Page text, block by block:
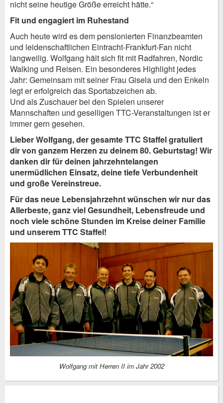
nicht seine heutige Größe erreicht hätte.“
Fit und engagiert im Ruhestand
Auch heute wird es dem pensionierten Finanzbeamten
und leidenschaftlichen Eintracht-Frankfurt-Fan nicht
langweilig. Wolfgang hält sich fit mit Radfahren, Nordic
Walking und Reisen. Ein besonderes Highlight jedes
Jahr: Gemeinsam mit seiner Frau Gisela und den Enkeln
legt er erfolgreich das Sportabzeichen ab.
Und als Zuschauer bei den Spielen unserer
Mannschaften und geselligen TTC-Veranstaltungen ist er
immer gern gesehen.
Lieber Wolfgang,der gesamte TTC Staffel gratuliert
dir von ganzem Herzen zu deinem 80. Geburtstag! Wir
danken dir für deinen jahrzehntelangen
unermüdlichen Einsatz, deine tiefe Verbundenheit
und große Vereinstreue.
Für das neue Lebensjahrzehnt wünschen wir nur das
Allerbeste, ganz viel Gesundheit, Lebensfreude und
noch viele schöne Stunden im Kreise deiner Familie
und unserem TTC Staffel!
Wolfgang mit Herren II im Jahr 2002